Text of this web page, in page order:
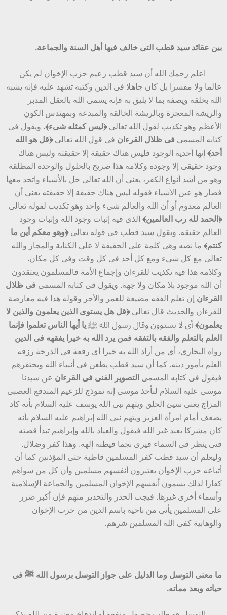
بين عقائد سيد قطب التى خالف فيها أهل السنة والجماعة.
اعلم رحمك الله أن سيد قطب زعيم حزب الإخوان لم يكن
عالما ولا مفسرا بل كان جاهلا فى الدين وكتبه تشهد عليه فإنه يشبه
الله بخلقه ويصفه بما لا يليق به فإنه يسمى الله بالعقل المدبر
والريشة المعجزة وبالريشة الخالقة والمبدعة وبمهندس الكون
الأعظم وهو تكذيب لقول الله تعالى﴿ليس كمثله شىء﴾. ويقول فى
كتابه المسمى فى ظلال القرءان فى قول الله تعالى﴿قل هو الله
أحد﴾ إنها أحدية الوجود فليس هناك حقيقة إلا حقيقته وليس هناك
وجود حقيقى إلا وجوده وكلامه هذا صريح بالحلول والوحدة المطلقة
وهو من أشد أنواع الكفر، يعنى أن الله تعالى حل بالأشياء واتحد معها
فصار هو عين الأشياء فقوله ليس هناك حقيقة إلا حقيقته يعنى أن
العالم معدوم أو أن الله والعالم شىء واحد وهو تكذيب لقوله تعالى
﴿الحمد لله رب العالمين﴾ الذى فيه إثبات وجود الله وإثبات وجود
العالم حقيقة. ويقول سيد قطب فى قوله تعالى﴿وهو معكم أين ما
كنتم﴾ ما نصه وهى كلمة على الحقيقة لا على الكناية والمجاز والله
تعالى مع كل شىء ومع كل أحد فى كل وقت وفى كل مكان.
وكلامه هذا فيه تكذيب للقرءان وإجماع الأمة فالمسلمون يعتقدون
أن الله موجود بلا مكان ولا جهة. ويقول فى كتابه المسمى فى ظلال
القرءان إن تعلم الفقه مضيعة للعمر والأجر وقوله هذا فيه معارضة
للقرءان والحديث قال تعالى﴿قل هل يستوى الذين يعلمون والذين لا
يعلمون﴾ أى لا يستوون وقال رسول الله ﷺ يا أيها الناس تعلموا فإنما
العلم بالتعلم والفقه بالتفقه فمن يرد الله به خيرا يفقهه فى الدين
رواه البخارى، أى من أراد الله به خيرا أى رفعة فى الدرجة رزقه
العلم بأمور دينه. كما أن سيد قطب يطعن فى أنبياء الله ويحتقرهم
فيقول فى كتابه المسمى التصوير الفنى فى القرءان عن سيدنا
موسى عليه السلام لنأخذ موسى إنه نموذج للزعيم المندفع العصبى
المزاج يعنى سيئ الخلق ويتهم نبى الله يوسف عليه السلام بأنه كاد
يضعف أمام امرأة العزيز ويتهم نبى الله إبراهيم عليه السلام بأنه
كان مشركا يعبد غير الله فيقول والعياذ بالله وإبراهيم تبدأ قصته
فتى ينظر فى السماء فيرى نجما فيظنه إلهه. وهذا كفر وضلال.
وليعلم أن سيد قطب كفر المسلمين قاطبة حتى المؤذنين كما أن
أتباعه حزب الإخوان يعتبرون أنفسهم مسلمين وأن كل من سواهم
كفارا لذلك يسمون أنفسهم الإخوان المسلمين والجماعة الإسلامية
وأسماء أخرى غيرها. فيجب الحذر والتحذير منهم فإن أكبر ضرر
على المسلمين يأتى من ناحية باسم الدين من حزب الإخوان
والوهابية كفى الله المسلمين شرهم.
ما معنى التوسل وما الدليل على جواز التوسل برسول الله ﷺ فى
حياته وبعد مماته.